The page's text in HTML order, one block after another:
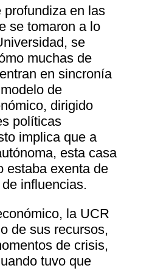
profundiza en las
se tomaron a lo
se
muchas de
en sincronía
de
dirigido
políticas
implica que a
esta casa
estaba exenta de
influencias.
la UCR
de sus recursos,
de crisis,
tuvo que